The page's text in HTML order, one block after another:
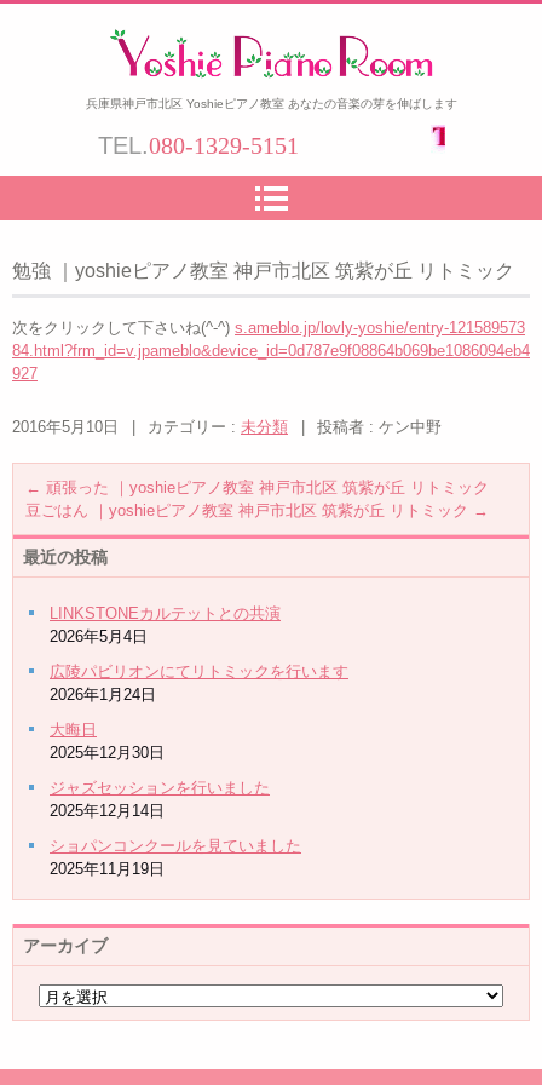
兵庫県神戸市北区 Yoshieピアノ教室 あなたの音楽の芽を伸ばします
TEL.080-1329-5151
勉強 ｜yoshieピアノ教室 神戸市北区 筑紫が丘 リトミック
次をクリックして下さいね(^-^) s.ameblo.jp/lovly-yoshie/entry-121589573
84.html?frm_id=v.jpameblo&device_id=0d787e9f08864b069be1086094eb4
927
2016年5月10日 カテゴリー : 未分類 投稿者 : ケン中野
← 頑張った ｜yoshieピアノ教室 神戸市北区 筑紫が丘 リトミック
豆ごはん ｜yoshieピアノ教室 神戸市北区 筑紫が丘 リトミック →
最近の投稿
LINKSTONEカルテットとの共演
2026年5月4日
広陵パビリオンにてリトミックを行います
2026年1月24日
大晦日
2025年12月30日
ジャズセッションを行いました
2025年12月14日
ショパンコンクールを見ていました
2025年11月19日
アーカイブ